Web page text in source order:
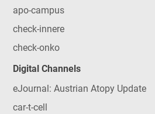
apo-campus
check-innere
check-onko
Digital Channels
eJournal: Austrian Atopy Update
car-t-cell